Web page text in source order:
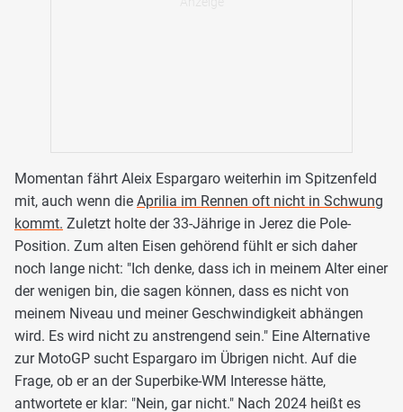
Momentan fährt Aleix Espargaro weiterhin im Spitzenfeld
mit, auch wenn die Aprilia im Rennen oft nicht in Schwung
kommt. Zuletzt holte der 33-Jährige in Jerez die Pole-
Position. Zum alten Eisen gehörend fühlt er sich daher
noch lange nicht: "Ich denke, dass ich in meinem Alter einer
der wenigen bin, die sagen können, dass es nicht von
meinem Niveau und meiner Geschwindigkeit abhängen
wird. Es wird nicht zu anstrengend sein." Eine Alternative
zur MotoGP sucht Espargaro im Übrigen nicht. Auf die
Frage, ob er an der Superbike-WM Interesse hätte,
antwortete er klar: "Nein, gar nicht." Nach 2024 heißt es